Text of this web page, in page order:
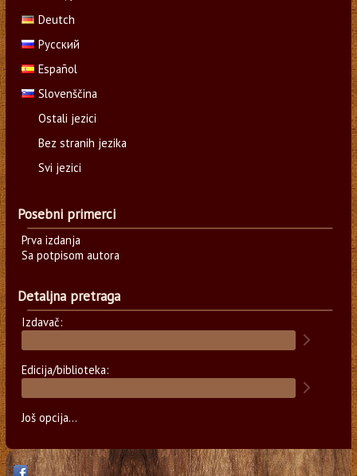
Deutch
Русский
Español
Slovenščina
Ostali jezici
Bez stranih jezika
Svi jezici
Posebni primerci
Prva izdanja
Sa potpisom autora
Detaljna pretraga
Izdavač:
Edicija/biblioteka:
Još opcija...